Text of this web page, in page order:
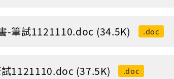
-筆試1121110.doc (34.5K) .doc
1121110.doc (37.5K) .doc